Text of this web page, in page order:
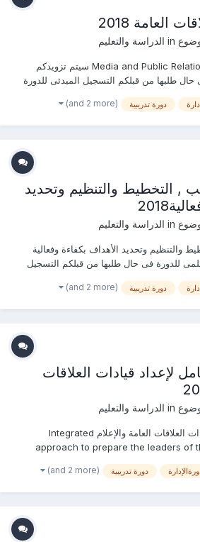
العامة 2018
الدراسة والتعليم
الإعلام والعلاقات العامة Media and Public Relations سيتم تزويدكم
حال طلبها من قبلكم التسجيل المبدئى للدورة
العلمى - الرسوم - مواعيد الإنعقاد -...
دورة تدريبية (and 2 more)
, التخطيط والتنظيم وتحديد
الدراسة والتعليم
والتنظيم وتحديد الأهداف بكفاءة وفعالية
للدورة فى حال طلبها من قبلكم التسجيل
للإستفسار عن (المحتوى العلمى - الرسوم -...
دورة تدريبية (and 2 more)
لإعداد قيادات العلاقات
الدراسة والتعليم
المنهج المتكامل لإعداد قيادات العلاقات العامة والإعلام Integrated
approach to prepare the leaders of
كبيرة جدا بالرسوم للحجز المبكر
دورة تدريبية (and 2 more)